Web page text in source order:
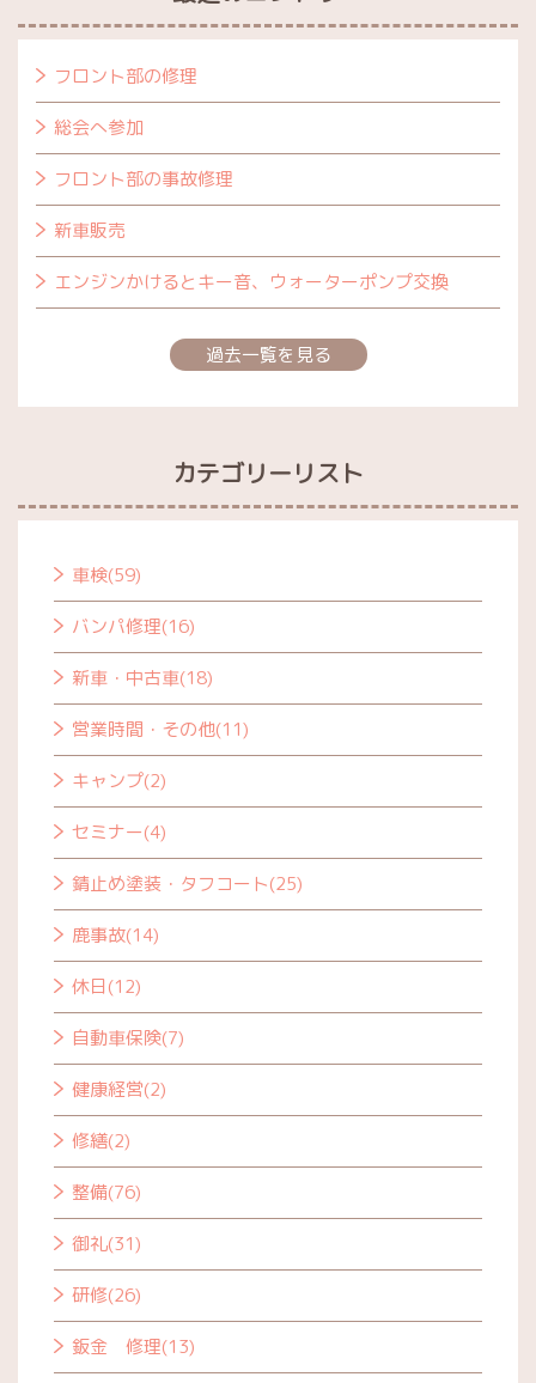
フロント部の修理
総会へ参加
フロント部の事故修理
新車販売
エンジンかけるとキー音、ウォーターポンプ交換
過去一覧を見る
カテゴリーリスト
車検(59)
バンパ修理(16)
新車・中古車(18)
営業時間・その他(11)
キャンプ(2)
セミナー(4)
錆止め塗装・タフコート(25)
鹿事故(14)
休日(12)
自動車保険(7)
健康経営(2)
修繕(2)
整備(76)
御礼(31)
研修(26)
鈑金 修理(13)